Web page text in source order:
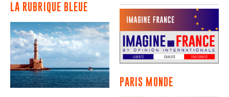
LA RUBRIQUE BLEUE
PARIS MONDE